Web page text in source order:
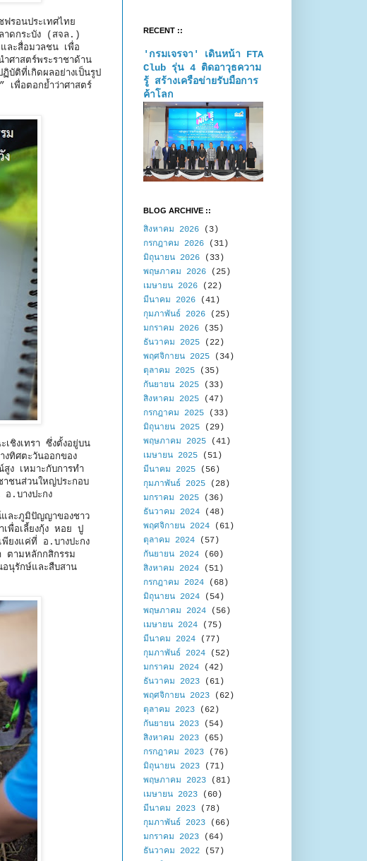
รอนประเทศไทย
ลาดกระบัง (สจล.)
ละสื่อมวลชน เพื่อ
ศาสตร์พระราชาด้าน
ติที่เกิดผลอย่างเป็นรูป
เพื่อตอกย้ำว่าศาสตร์
ชิงเทรา ซึ่งตั้งอยู่บน
ทิศตะวันออกของ
ง เหมาะกับการทำ
าชนส่วนใหญ่ประกอบ
.บางปะกง
ละภูมิปัญญาของชาว
เพื่อเลี้ยงกุ้ง หอย ปู
พียงแค่ที่ อ.บางปะกง
ตามหลักกสิกรรม
อนุรักษ์และสืบสาน
RECENT ::
'กรมเจรจา' เดินหน้า FTA
Club รุ่น 4 ติดอาวุธความ
รู้ สร้างเครือข่ายรับมือการ
ค้าโลก
BLOG ARCHIVE ::
สิงหาคม 2026 (3)
กรกฎาคม 2026 (31)
มิถุนายน 2026 (33)
พฤษภาคม 2026 (25)
เมษายน 2026 (22)
มีนาคม 2026 (41)
กุมภาพันธ์ 2026 (25)
มกราคม 2026 (35)
ธันวาคม 2025 (22)
พฤศจิกายน 2025 (34)
ตุลาคม 2025 (35)
กันยายน 2025 (33)
สิงหาคม 2025 (47)
กรกฎาคม 2025 (33)
มิถุนายน 2025 (29)
พฤษภาคม 2025 (41)
เมษายน 2025 (51)
มีนาคม 2025 (56)
กุมภาพันธ์ 2025 (28)
มกราคม 2025 (36)
ธันวาคม 2024 (48)
พฤศจิกายน 2024 (61)
ตุลาคม 2024 (57)
กันยายน 2024 (60)
สิงหาคม 2024 (51)
กรกฎาคม 2024 (68)
มิถุนายน 2024 (54)
พฤษภาคม 2024 (56)
เมษายน 2024 (75)
มีนาคม 2024 (77)
กุมภาพันธ์ 2024 (52)
มกราคม 2024 (42)
ธันวาคม 2023 (61)
พฤศจิกายน 2023 (62)
ตุลาคม 2023 (62)
กันยายน 2023 (54)
สิงหาคม 2023 (65)
กรกฎาคม 2023 (76)
มิถุนายน 2023 (71)
พฤษภาคม 2023 (81)
เมษายน 2023 (60)
มีนาคม 2023 (78)
กุมภาพันธ์ 2023 (66)
มกราคม 2023 (64)
ธันวาคม 2022 (57)